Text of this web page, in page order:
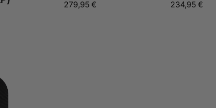
Normaler
279,95 €
Normaler
234,95 €